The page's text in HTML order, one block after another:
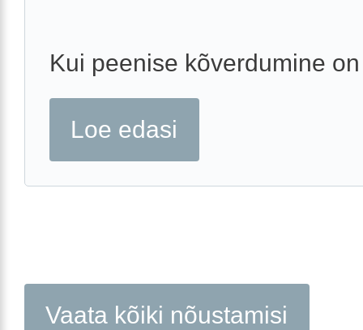
Kui peenise kõverdumine
Loe edasi
Vaata kõiki nõustamisi